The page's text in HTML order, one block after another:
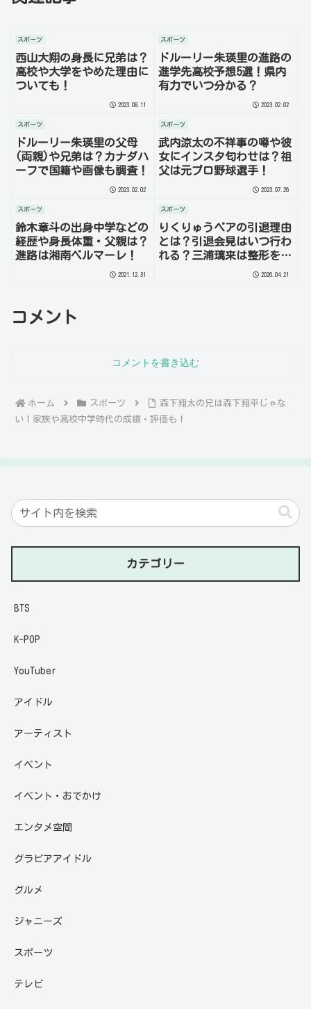
スポーツ
西山大翔の身長に兄弟は？
高校や大学をやめた理由に
ついても！
2023.08.11
スポーツ
ドルーリー朱瑛里の進路の
進学先高校予想5選！県内
有力でいつ分かる？
2023.02.02
スポーツ
ドルーリー朱瑛里の父母
(両親)や兄弟は？カナダハ
ーフで国籍や画像も調査！
2023.02.02
スポーツ
武内涼太の不祥事の噂や彼
女にインスタ匂わせは？祖
父は元プロ野球選手！
2023.07.26
スポーツ
鈴木章斗の出身中学などの
経歴や身長体重・父親は？
進路は湘南ベルマーレ！
2021.12.31
スポーツ
りくりゅうペアの引退理由
とは？引退会見はいつ行わ
れる？三浦璃来は整形をし
ている？を徹底調査！2026.04.21
コメント
コメントを書き込む
ホーム スポーツ
森下翔太の兄は森下翔平じゃな
い！家族や高校中学時代の成績・評価も！
カテゴリー
BTS
K-POP
YouTuber
アイドル
アーティスト
イベント
イベント・おでかけ
エンタメ空間
グラビアアイドル
グルメ
ジャニーズ
スポーツ
テレビ